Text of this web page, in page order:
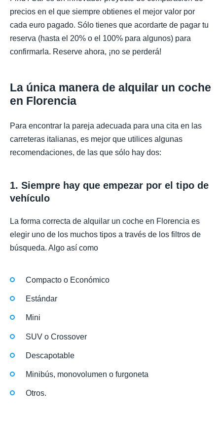
precios en el que siempre obtienes el mejor valor por
cada euro pagado. Sólo tienes que acordarte de pagar tu
reserva (hasta el 20% o el 100% para algunos) para
confirmarla. Reserve ahora, ¡no se perderá!
La única manera de alquilar un coche
en Florencia
Para encontrar la pareja adecuada para una cita en las
carreteras italianas, es mejor que utilices algunas
recomendaciones, de las que sólo hay dos:
1. Siempre hay que empezar por el tipo de
vehículo
La forma correcta de alquilar un coche en Florencia es
elegir uno de los muchos tipos a través de los filtros de
búsqueda. Algo así como
Compacto o Económico
Estándar
Mini
SUV o Crossover
Descapotable
Minibús, monovolumen o furgoneta
Otros.